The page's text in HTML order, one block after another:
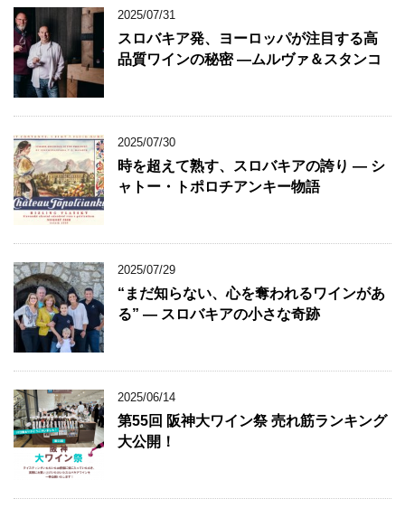
2025/07/31
スロバキア発、ヨーロッパが注目する高
品質ワインの秘密 ―ムルヴァ＆スタンコ
2025/07/30
時を超えて熟す、スロバキアの誇り ― シ
ャトー・トポロチアンキー物語
2025/07/29
“まだ知らない、心を奪われるワインがあ
る” ― スロバキアの小さな奇跡
2025/06/14
第55回 阪神大ワイン祭 売れ筋ランキング
大公開！